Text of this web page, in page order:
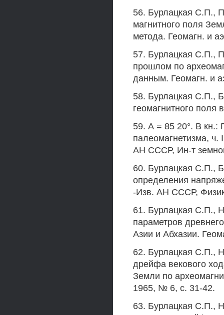
56. Бурлацкая С.П.,
магнитного поля
метода. Геомагн. и
57. Бурлацкая С.П.,
прошлом по
данным. Геомагн. и
58. Бурлацкая С.П.,
геомагнитного поля
59. А = 85 20°. В кн.:
палеомагнетизма,
АН СССР, Ин-т
60. Бурлацкая С.П.,
определения
-Изв. АН СССР,
61. Бурлацкая С.П.,
параметров
Азии и Абхазии.
62. Бурлацкая С.П.,
дрейфа векового
Земли по
1965, № 6, с. 31-42.
63. Бурлацкая С.П.,